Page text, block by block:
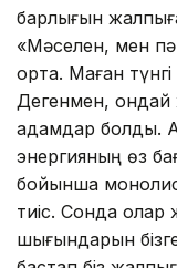
барлығын
«Мәселен, мен
ортақ. Маған
Дегенмен, ондай
адамдар болды.
энергияның өз
бойынша
тиіс. Сонда олар
шығындарын